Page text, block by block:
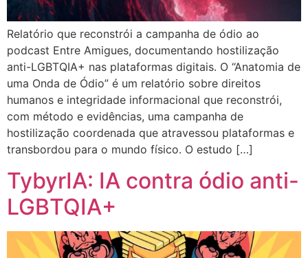
Relatório que reconstrói a campanha de ódio ao
podcast Entre Amigues, documentando hostilização
anti-LGBTQIA+ nas plataformas digitais. O “Anatomia de
uma Onda de Ódio” é um relatório sobre direitos
humanos e integridade informacional que reconstrói,
com método e evidências, uma campanha de
hostilização coordenada que atravessou plataformas e
transbordou para o mundo físico. O estudo […]
TybyrIA: IA contra ódio anti-
LGBTQIA+